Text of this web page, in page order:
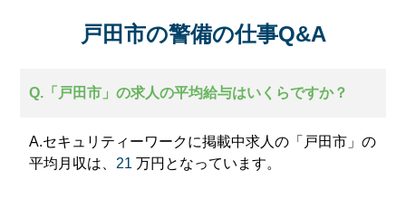
戸田市の警備の仕事Q&A
Q.「戸田市」の求人の平均給与はいくらですか？
A.セキュリティーワークに掲載中求人の「戸田市」の
平均月収は、 21 万円となっています。